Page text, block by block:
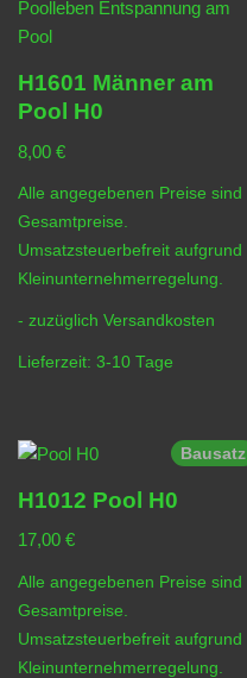
H1601 Männer am
Pool H0
8,00 €
Alle angegebenen Preise sind
Gesamtpreise.
Umsatzsteuerbefreit aufgrund
Kleinunternehmerregelung.
- zuzüglich Versandkosten
Lieferzeit: 3-10 Tage
Bausatz
H1012 Pool H0
17,00 €
Alle angegebenen Preise sind
Gesamtpreise.
Umsatzsteuerbefreit aufgrund
Kleinunternehmerregelung.